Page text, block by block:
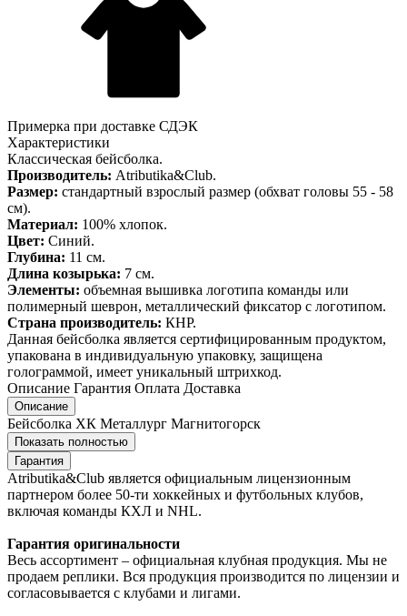
Примерка при доставке СДЭК
Характеристики
Классическая бейсболка.
Производитель: Atributika&Club.
Размер: стандартный взрослый размер (обхват головы 55 - 58
см).
Материал: 100% хлопок.
Цвет: Синий.
Глубина: 11 см.
Длина козырька: 7 см.
Элементы: объемная вышивка логотипа команды или
полимерный шеврон, металлический фиксатор с логотипом.
Страна производитель: КНР.
Данная бейсболка является сертифицированным продуктом,
упакована в индивидуальную упаковку, защищена
голограммой, имеет уникальный штрихкод.
Описание Гарантия Оплата Доставка
Описание
Бейсболка ХК Металлург Магнитогорск
Показать полностью
Гарантия
Atributika&Club является официальным лицензионным
партнером более 50-ти хоккейных и футбольных клубов,
включая команды КХЛ и NHL.
Гарантия оригинальности
Весь ассортимент – официальная клубная продукция. Мы не
продаем реплики. Вся продукция производится по лицензии и
согласовывается с клубами и лигами.